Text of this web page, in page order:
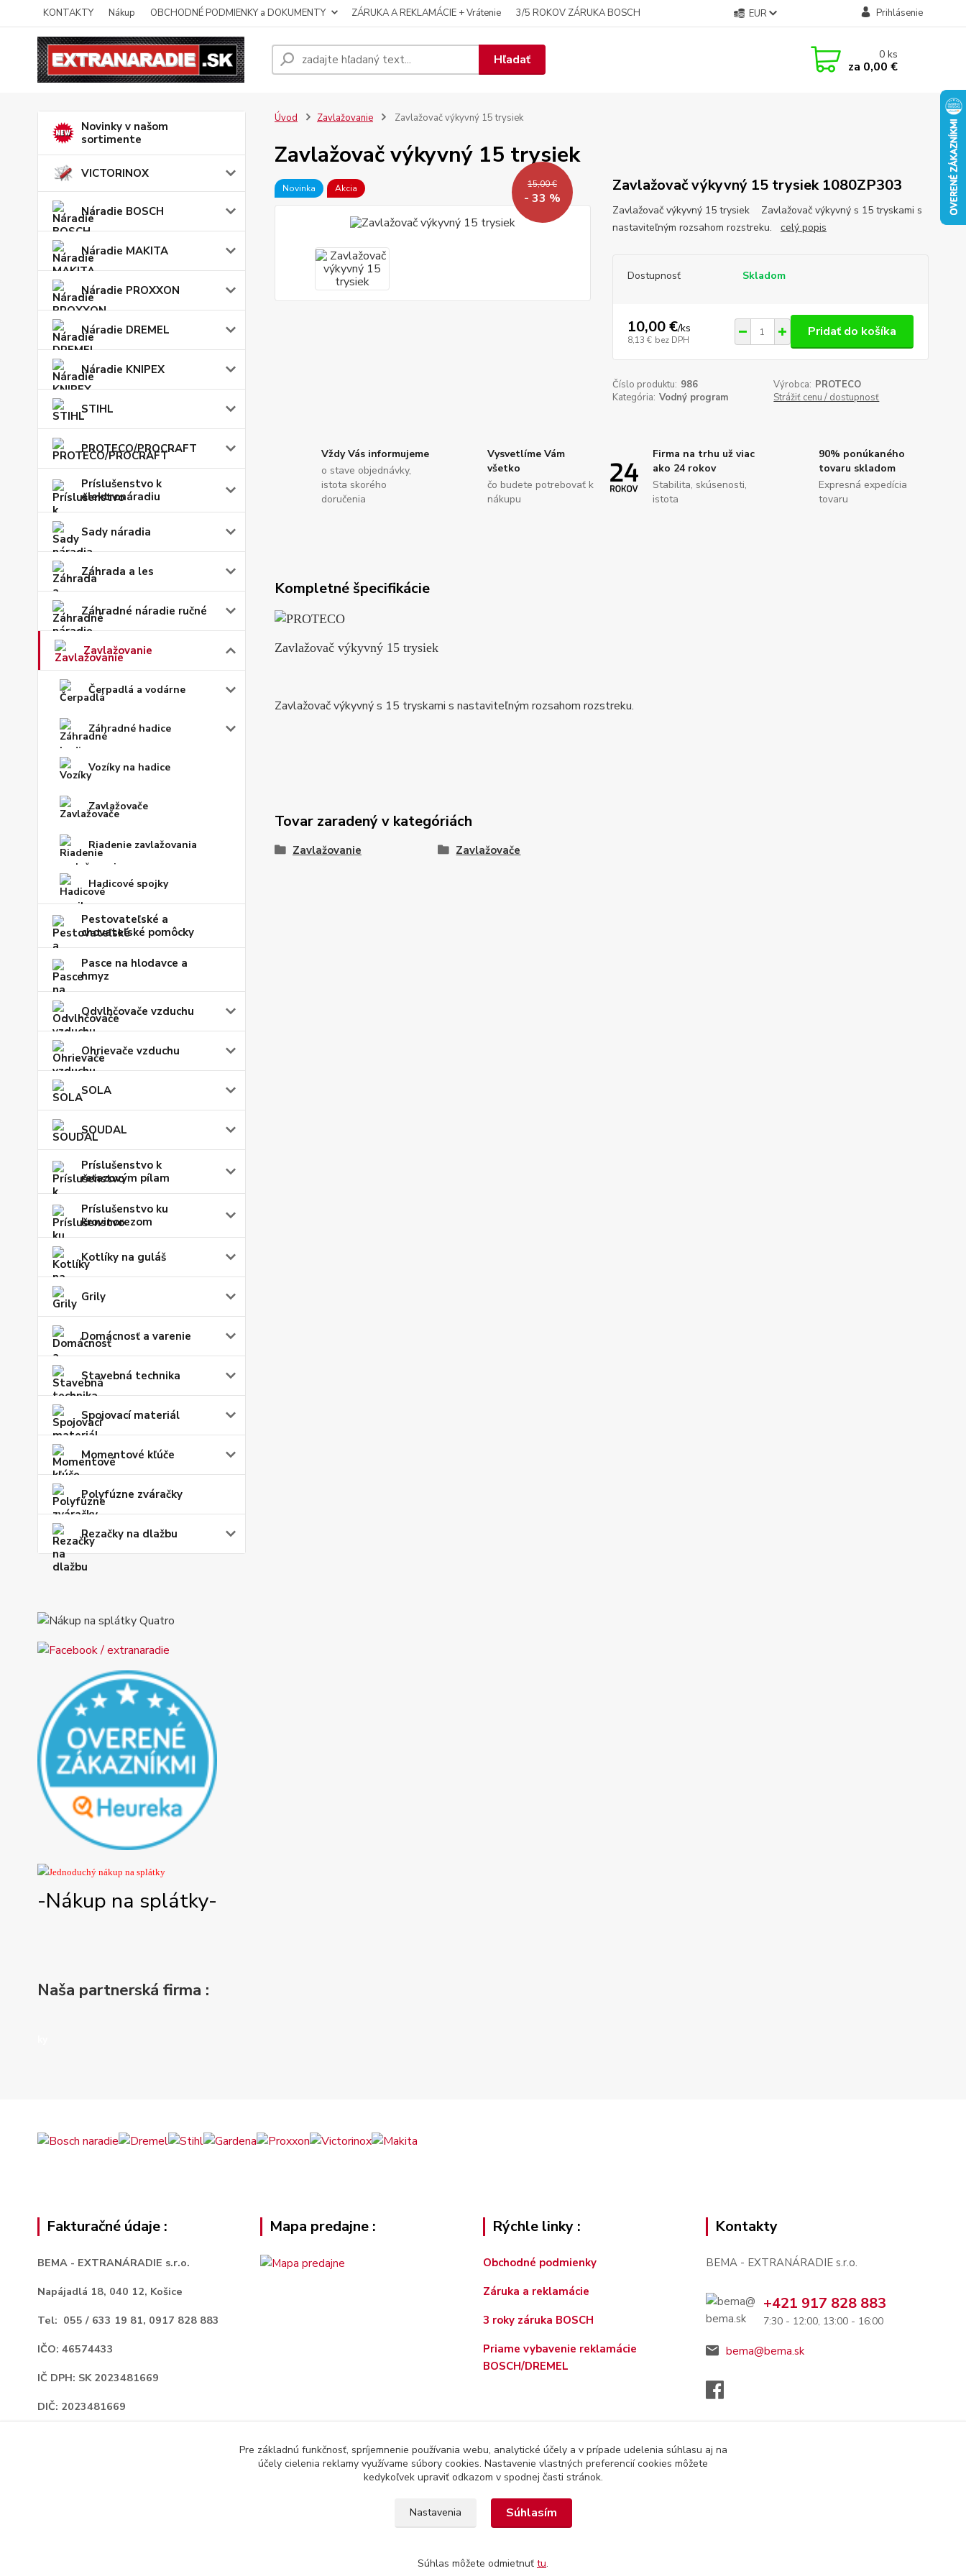
KONTAKTY Nákup OBCHODNÉ PODMIENKY a DOKUMENTY ZÁRUKA A REKLAMÁCIE + Vrátenie 3/5 ROKOV ZÁRUKA BOSCH EUR Prihlásenie
Hľadať 0ks
za 0,00 €
Novinky v našom
sortimente
VICTORINOX
Náradie BOSCH
Náradie MAKITA
Náradie PROXXON
Náradie DREMEL
Náradie KNIPEX
STIHL
PROTECO/PROCRAFT
Príslušenstvo k
elektronáradiu
Sady náradia
Záhrada a les
Záhradné náradie ručné
Zavlažovanie
Čerpadlá a vodárne
Záhradné hadice
Vozíky na hadice
Zavlažovače
Riadenie zavlažovania
Hadicové spojky
Pestovateľské a
chovateľské pomôcky
Pasce na hlodavce a
hmyz
Odvlhčovače vzduchu
Ohrievače vzduchu
SOLA
SOUDAL
Príslušenstvo k
reťazovým pílam
Príslušenstvo ku
krovinorezom
Kotlíky na guláš
Grily
Domácnosť a varenie
Stavebná technika
Spojovací materiál
Momentové kľúče
Polyfúzne zváračky
Rezačky na dlažbu
-Nákup na splátky-
Naša partnerská firma :
Úvod Zavlažovanie Zavlažovač výkyvný 15 trysiek
Zavlažovač výkyvný 15 trysiek
Novinka Akcia 15,00 €
- 33 %
Zavlažovač výkyvný 15 trysiek 1080ZP303
Zavlažovač výkyvný 15 trysiek Zavlažovač výkyvný s 15 tryskami s
nastaviteľným rozsahom rozstreku. celý popis
Dostupnosť Skladom
10,00 €/ks
8,13 € bez DPH
Pridať do košíka
Číslo produktu: 986 Výrobca: PROTECO
Kategória: Vodný program Strážiť cenu / dostupnosť
Vždy Vás informujeme
o stave objednávky,
istota skorého
doručenia
Vysvetlíme Vám
všetko
čo budete potrebovať k
nákupu
Firma na trhu už viac
ako 24 rokov
Stabilita, skúsenosti,
istota
90% ponúkaného
tovaru skladom
Expresná expedícia
tovaru
Kompletné špecifikácie
Zavlažovač výkyvný 15 trysiek
Zavlažovač výkyvný s 15 tryskami s nastaviteľným rozsahom rozstreku.
Tovar zaradený v kategóriách
Zavlažovanie Zavlažovače
Fakturačné údaje :
BEMA - EXTRANÁRADIE s.r.o.
Napájadlá 18, 040 12, Košice
Tel: 055 / 633 19 81, 0917 828 883
IČO: 46574433
IČ DPH: SK 2023481669
DIČ: 2023481669
Mapa predajne : Rýchle linky :
Obchodné podmienky
Záruka a reklamácie
3 roky záruka BOSCH
Priame vybavenie reklamácie
BOSCH/DREMEL
Kontakty
BEMA - EXTRANÁRADIE s.r.o.
+421 917 828 883
7:30 - 12:00, 13:00 - 16:00
bema@bema.sk
Pre základnú funkčnosť, spríjemnenie používania webu, analytické účely a v prípade udelenia súhlasu aj na
účely cielenia reklamy využívame súbory cookies. Nastavenie vlastných preferencií cookies môžete
kedykoľvek upraviť odkazom v spodnej časti stránok.
Nastavenia Súhlasím
Súhlas môžete odmietnuť tu.